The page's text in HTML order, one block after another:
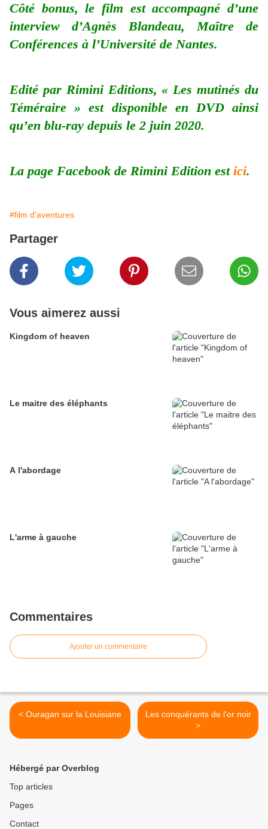
Côté bonus, le film est accompagné d’une
interview d’Agnès Blandeau, Maître de
Conférences à l’Université de Nantes.
Edité par Rimini Editions, « Les mutinés du
Téméraire » est disponible en DVD ainsi
qu’en blu-ray depuis le 2 juin 2020.
La page Facebook de Rimini Edition est ici.
#film d'aventures
Partager
Vous aimerez aussi
Kingdom of heaven
Le maitre des éléphants
A l'abordage
L'arme à gauche
Commentaires
Ajouter un commentaire
< Ouragan sur la Louisiane
Les conquérants de l'or noir
>
Hébergé par Overblog
Top articles
Pages
Contact